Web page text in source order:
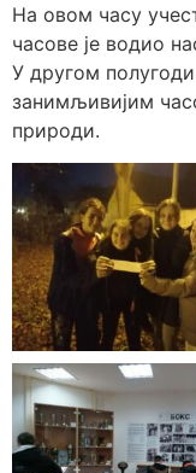
На овом часу
часове је водио
У другом
занимљивијим
природи.